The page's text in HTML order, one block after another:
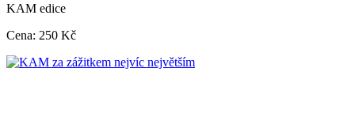
KAM edice
Cena: 250 Kč